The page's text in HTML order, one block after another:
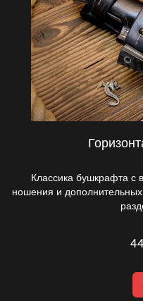
Классика бушкрафта с
ношения и